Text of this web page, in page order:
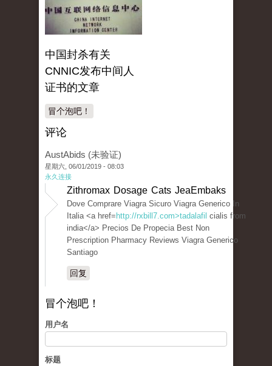
中国封杀有关
CNNIC发布中间人
证书的文章
冒个泡吧！
评论
AustAbids (未验证)
星期六, 06/01/2019 - 08:03
永久连接
Zithromax Dosage Cats JeaEmbaks
Dove Comprare Viagra Sicuro Viagra Generico In
Italia <a href= http://rxbill7.com>tadalafil cialis from
india</a> Precios De Propecia Best Non
Prescription Pharmacy Reviews Viagra Generico
Santiago
回复
冒个泡吧！
用户名
标题